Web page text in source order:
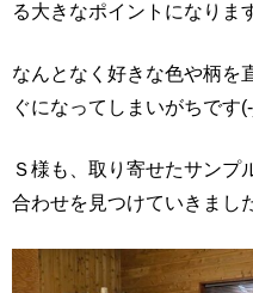
る大きなポイントになりま
なんとなく好きな色や柄を
ぐになってしまいがちです
Ｓ様も、取り寄せたサンプ
合わせを見つけていきまし